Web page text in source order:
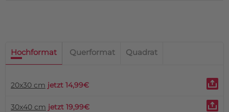
Hochformat Querformat Quadrat
20x30 cm jetzt 14,99€
30x40 cm jetzt 19,99€